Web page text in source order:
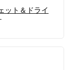
ット＆ドライ